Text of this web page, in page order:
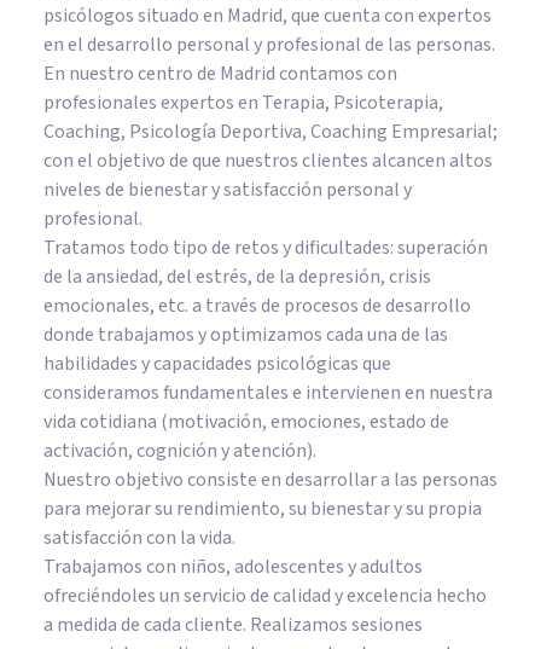
psicólogos situado en Madrid, que cuenta con expertos
en el desarrollo personal y profesional de las personas.
En nuestro centro de Madrid contamos con
profesionales expertos en Terapia, Psicoterapia,
Coaching, Psicología Deportiva, Coaching Empresarial;
con el objetivo de que nuestros clientes alcancen altos
niveles de bienestar y satisfacción personal y
profesional.
Tratamos todo tipo de retos y dificultades: superación
de la ansiedad, del estrés, de la depresión, crisis
emocionales, etc. a través de procesos de desarrollo
donde trabajamos y optimizamos cada una de las
habilidades y capacidades psicológicas que
consideramos fundamentales e intervienen en nuestra
vida cotidiana (motivación, emociones, estado de
activación, cognición y atención).
Nuestro objetivo consiste en desarrollar a las personas
para mejorar su rendimiento, su bienestar y su propia
satisfacción con la vida.
Trabajamos con niños, adolescentes y adultos
ofreciéndoles un servicio de calidad y excelencia hecho
a medida de cada cliente. Realizamos sesiones